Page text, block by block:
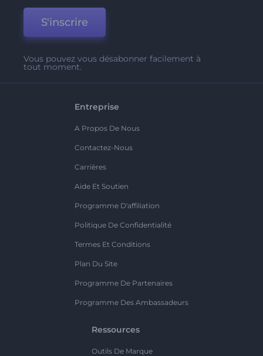
S'inscrire
Vous pouvez vous désabonner facilement à
tout moment.
Entreprise
A Propos De Nous
Contactez-Nous
Carrières
Aide Et Soutien
Programme D'affiliation
Politique De Confidentialité
Termes Et Conditions
Plan Du Site
Programme De Partenaires
Programme Des Ambassadeurs
Ressources
Outils De Marque